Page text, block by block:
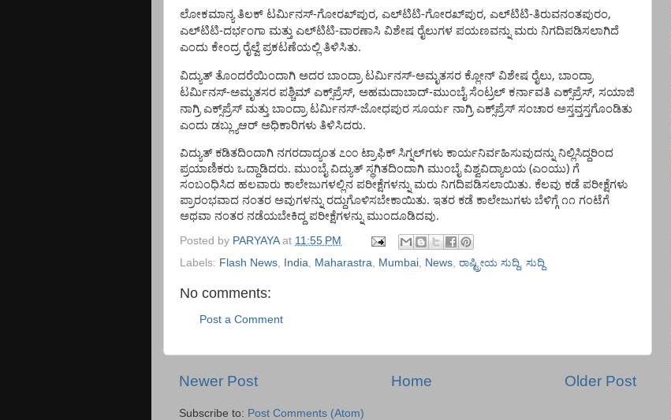
ಲೋಕಮಾನ್ಯ ತಿಲಕ್ ಟರ್ಮಿನಸ್-ಗೋರಖ್‌ಪುರ, ಎಲ್‌ಟಿಟಿ-ಗೋರಖ್‌ಪುರ, ಎಲ್‌ಟಿಟಿ-ತಿರುವನಂತಪುರಂ,
ಎಲ್‌ಟಿಟಿ-ದರ್ಭಂಗಾ ಮತ್ತು ಎಲ್‌ಟಿಟಿ-ವಾರಣಾಸಿ ವಿಶೇಷ ರೈಲುಗಳ ಪಯಣವನ್ನು ಮರು ನಿಗದಿಪಡಿಸಲಾಗಿದೆ
ಎಂದು ಕೇಂದ್ರ ರೈಲ್ವೆ ಪ್ರಕಟಣೆಯಲ್ಲಿ ತಿಳಿಸಿತು.
ವಿದ್ಯುತ್ ತೊಂದರೆಯಿಂದಾಗಿ ಅದರ ಬಾಂದ್ರಾ ಟರ್ಮಿನಸ್-ಅಮೃತಸರ ಕ್ಲೋನ್ ವಿಶೇಷ ರೈಲು, ಬಾಂದ್ರಾ
ಟರ್ಮಿನಸ್-ಅಮೃತಸರ ಪಶ್ಚಿಮ್ ಎಕ್ಸ್‌ಪ್ರೆಸ್, ಅಹಮದಾಬಾದ್-ಮುಂಬೈ ಸೆಂಟ್ರಲ್ ಕರ್ನಾವತಿ ಎಕ್ಸ್‌ಪ್ರೆಸ್, ಸಯಾಜಿ
ನಾಗ್ರಿ ಎಕ್ಸ್‌ಪ್ರೆಸ್ ಮತ್ತು ಬಾಂದ್ರಾ ಟರ್ಮಿನಸ್-ಜೋಧಪುರ ಸೂರ್ಯ ನಾಗ್ರಿ ಎಕ್ಸ್‌ಪ್ರೆಸ್ ಸಂಚಾರ ಅಸ್ತವ್ತಸ್ತಗೊಂಡಿತು
ಎಂದು ಡಬ್ಲ್ಯುಆರ್ ಅಧಿಕಾರಿಗಳು ತಿಳಿಸಿದರು.
ವಿದ್ಯುತ್ ಕಡಿತದಿಂದಾಗಿ ನಗರದಾದ್ಯಂತ ೭೦೦ ಟ್ರಾಫಿಕ್ ಸಿಗ್ನಲ್‌ಗಳು ಕಾರ್ಯನಿರ್ವಹಿಸುವುದನ್ನು ನಿಲ್ಲಿಸಿದ್ದರಿಂದ
ಪ್ರಯಾಣಿಕರು ಒದ್ದಾಡಿದರು. ಮುಂಬೈ ವಿದ್ಯುತ್ ಸ್ಥಗಿತದಿಂದಾಗಿ ಮುಂಬೈ ವಿಶ್ವವಿದ್ಯಾಲಯ (ಎಂಯು) ಗೆ
ಸಂಬಂಧಿಸಿದ ಹಲವಾರು ಕಾಲೇಜುಗಳಲ್ಲಿನ ಪರೀಕ್ಷೆಗಳನ್ನು ಮರು ನಿಗದಿಪಡಿಸಲಾಯಿತು. ಕೆಲವು ಕಡೆ ಪರೀಕ್ಷೆಗಳು
ಪ್ರಾರಂಭವಾದ ನಂತರ ಅವುಗಳನ್ನು ರದ್ದುಗೊಳಿಸಬೇಕಾಯಿತು. ಇತರ ಕಡೆ ಕಾಲೇಜುಗಳು ಬೆಳಿಗ್ಗೆ ೧೧ ಗಂಟೆಗೆ
ಅಥವಾ ನಂತರ ನಡೆಯಬೇಕಿದ್ದ ಪರೀಕ್ಷೆಗಳನ್ನು ಮುಂದೂಡಿದವು.
Posted by PARYAYA at 11:55 PM
Labels: Flash News, India, Maharastra, Mumbai, News, ರಾಷ್ಟ್ರೀಯ ಸುದ್ದಿ, ಸುದ್ದಿ
No comments:
Post a Comment
Newer Post Older Post
Home
Subscribe to: Post Comments (Atom)